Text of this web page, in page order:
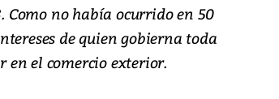
Como no había ocurrido en 50
de quien gobierna toda
en el comercio exterior.